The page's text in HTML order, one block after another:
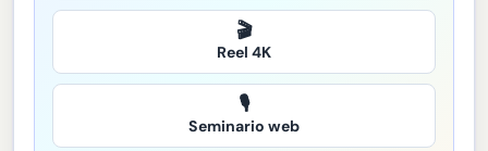
🎬
Reel 4K
🎙️
Seminario web